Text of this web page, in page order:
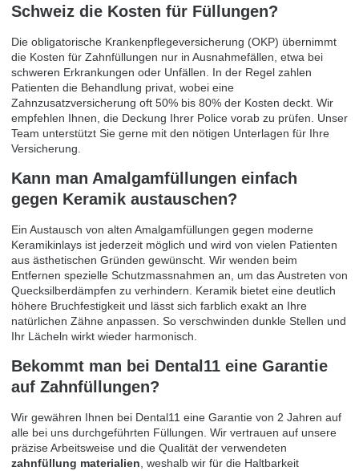
Schweiz die Kosten für Füllungen?
Die obligatorische Krankenpflegeversicherung (OKP) übernimmt
die Kosten für Zahnfüllungen nur in Ausnahmefällen, etwa bei
schweren Erkrankungen oder Unfällen. In der Regel zahlen
Patienten die Behandlung privat, wobei eine
Zahnzusatzversicherung oft 50% bis 80% der Kosten deckt. Wir
empfehlen Ihnen, die Deckung Ihrer Police vorab zu prüfen. Unser
Team unterstützt Sie gerne mit den nötigen Unterlagen für Ihre
Versicherung.
Kann man Amalgamfüllungen einfach
gegen Keramik austauschen?
Ein Austausch von alten Amalgamfüllungen gegen moderne
Keramikinlays ist jederzeit möglich und wird von vielen Patienten
aus ästhetischen Gründen gewünscht. Wir wenden beim
Entfernen spezielle Schutzmassnahmen an, um das Austreten von
Quecksilberdämpfen zu verhindern. Keramik bietet eine deutlich
höhere Bruchfestigkeit und lässt sich farblich exakt an Ihre
natürlichen Zähne anpassen. So verschwinden dunkle Stellen und
Ihr Lächeln wirkt wieder harmonisch.
Bekommt man bei Dental11 eine Garantie
auf Zahnfüllungen?
Wir gewähren Ihnen bei Dental11 eine Garantie von 2 Jahren auf
alle bei uns durchgeführten Füllungen. Wir vertrauen auf unsere
präzise Arbeitsweise und die Qualität der verwendeten
zahnfüllung materialien, weshalb wir für die Haltbarkeit